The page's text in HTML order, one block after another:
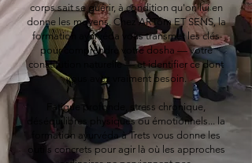
corps sait se guérir, à condition qu'on lui en
donne les moyens. Chez ARTôm ET SENS, la
formation ayurvéda vous transmet les clés
pour comprendre votre dosha — votre
constitution naturelle — et identifier ce dont
vous avez vraiment besoin.
Fatigue profonde, stress chronique,
déséquilibres physiques ou émotionnels... la
formation ayurvéda à Trets vous donne les
outils concrets pour agir là où les approches